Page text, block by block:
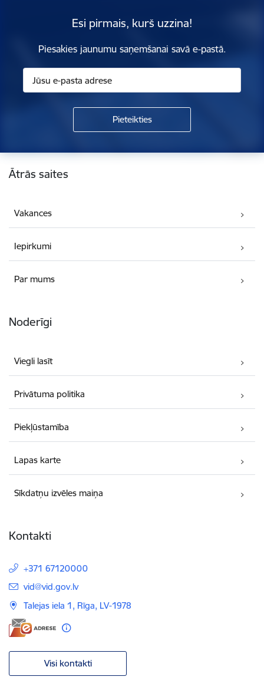
Esi pirmais, kurš uzzina!
Piesakies jaunumu saņemšanai savā e-pastā.
Kājene
Ātrās saites
Vakances
Iepirkumi
Par mums
Noderīgi
Viegli lasīt
Privātuma politika
Piekļūstamība
Lapas karte
Sīkdatņu izvēles maiņa
Kontakti
+371 67120000
E-pasts:
vid@vid.gov.lv
Talejas iela 1, Rīga, LV-1978
Visi kontakti